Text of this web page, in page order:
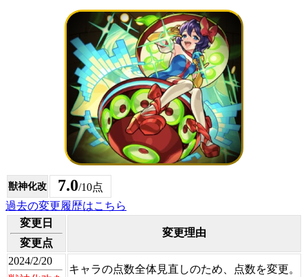
獣神化改 7.0/10点
過去の変更履歴はこちら
変更日
変更点
変更理由
2024/2/20
キャラの点数全体見直しのため、点数を変更。